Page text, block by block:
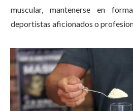
muscular, mantenerse en
deportistas aficionados o